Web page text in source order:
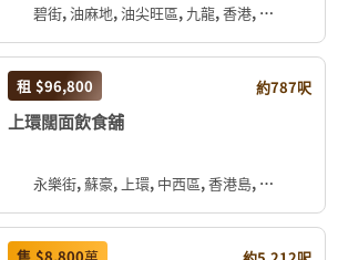
碧街, 油麻地, 油尖旺區, 九龍, 香港, 中国
租 $96,800 約787呎
上環闊面飲食舖
永樂街, 蘇豪, 上環, 中西區, 香港島, 香港, 中国